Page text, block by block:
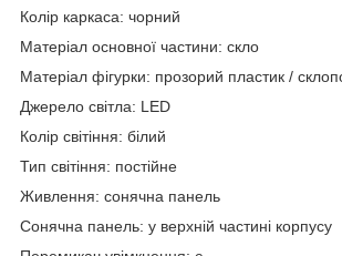
Колір каркаса: чорний
Матеріал основної частини: скло
Матеріал фігурки: прозорий пластик /
Джерело світла: LED
Колір світіння: білий
Тип світіння: постійне
Живлення: сонячна панель
Сонячна панель: у верхній частині корпусу